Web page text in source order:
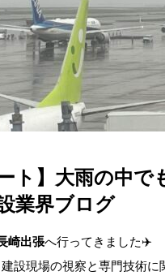
ト】大雨の中
業界ブログ
崎出張へ行ってきました✈️
設現場の視察と専門技術